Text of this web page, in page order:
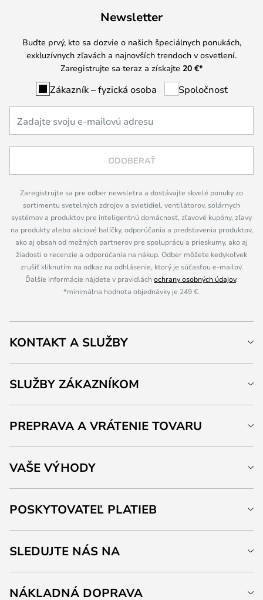
Newsletter
Buďte prvý, kto sa dozvie o našich špeciálnych ponukách,
exkluzívnych zľavách a najnovších trendoch v osvetlení.
Zaregistrujte sa teraz a získajte 20 €*
Zákazník – fyzická osoba Spoločnosť
ODOBERAŤ
Zaregistrujte sa pre odber newsletra a dostávajte skvelé ponuky zo
sortimentu svetelných zdrojov a svietidiel, ventilátorov, solárnych
systémov a produktov pre inteligentnú domácnosť, zľavové kupóny, zľavy
na produkty alebo akciové balíčky, odporúčania a predstavenia produktov,
ako aj obsah od možných partnerov pre spoluprácu a prieskumy, ako aj
žiadosti o recenzie a odporúčania na nákup. Odber môžete kedykoľvek
zrušiť kliknutím na odkaz na odhlásenie, ktorý je súčasťou e-mailov.
Ďalšie informácie nájdete v pravidláchochrany osobných údajov.
*minimálna hodnota objednávky je 249 €.
KONTAKT A SLUŽBY
SLUŽBY ZÁKAZNÍKOM
PREPRAVA A VRÁTENIE TOVARU
VAŠE VÝHODY
POSKYTOVATEĽ PLATIEB
SLEDUJTE NÁS NA
NÁKLADNÁ DOPRAVA